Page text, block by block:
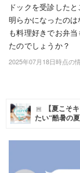
赤ちゃん・育児
子育て・家族
病院
お仕事
ドックを受診した
明らかになったの
も料理好きでお弁
たのでしょうか？
2025年07月18日時点の
【夏こそ
たい“酷暑の